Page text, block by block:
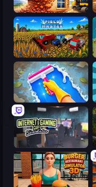
City Constructor
Field Master
Hotel Rush: Merge Story